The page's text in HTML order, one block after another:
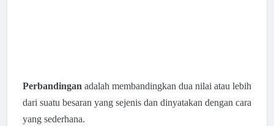
Perbandingan adalah membandingkan dua nilai atau lebih
dari suatu besaran yang sejenis dan dinyatakan dengan cara
yang sederhana.